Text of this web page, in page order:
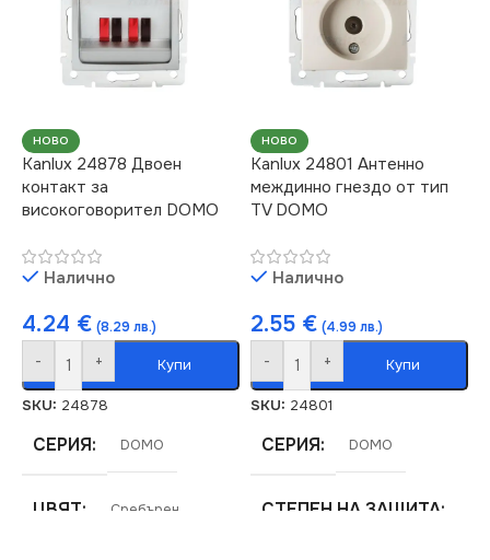
НОВО
Kanlux 24878 Двоен
контакт за
високоговорител DOMO
Налично
4.24 € (8.29 лв.)
- + Купи
SKU: 24878
СЕРИЯ DOMO
ЦВЯТ Сребърен
НОВО
Kanlux 24801 Антенно
междинно гнездо от тип
TV DOMO
Налично
2.55 € (4.99 лв.)
- + Купи
SKU: 24801
СЕРИЯ DOMO
СТЕПЕН НА ЗАЩИТА